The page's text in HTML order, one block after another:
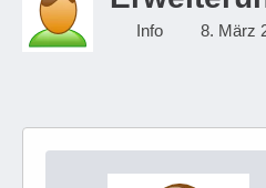
Info 8. März